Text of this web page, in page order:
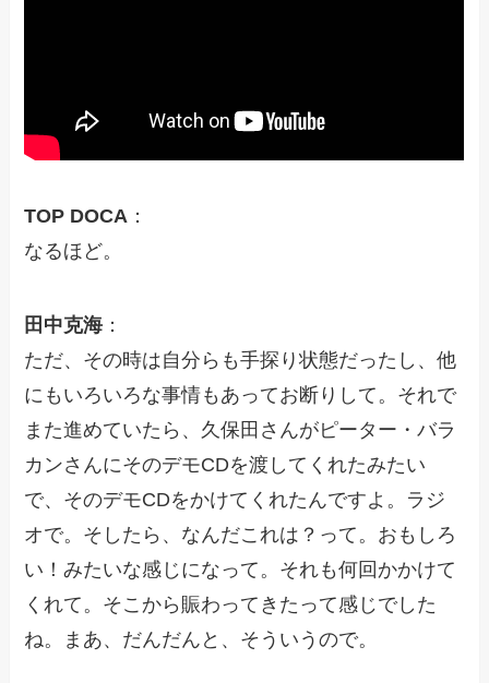
TOP DOCA ：
なるほど。
田中克海 ：
ただ、その時は自分らも手探り状態だったし、他
にもいろいろな事情もあってお断りして。それで
また進めていたら、久保田さんがピーター・バラ
カンさんにそのデモCDを渡してくれたみたい
で、そのデモCDをかけてくれたんですよ。ラジ
オで。そしたら、なんだこれは？って。おもしろ
い！みたいな感じになって。それも何回かかけて
くれて。そこから賑わってきたって感じでした
ね。まあ、だんだんと、そういうので。